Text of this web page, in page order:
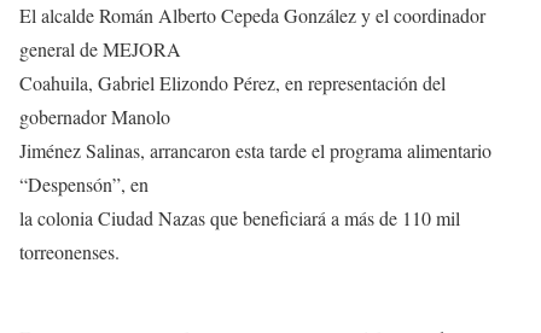
El alcalde Román Alberto Cepeda González y el coordinador
general de MEJORA
Coahuila, Gabriel Elizondo Pérez, en representación del
gobernador Manolo
Jiménez Salinas, arrancaron esta tarde el programa alimentario
“Despensón”, en
la colonia Ciudad Nazas que beneficiará a más de 110 mil
torreonenses.